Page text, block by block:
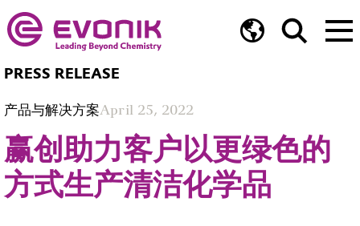
PRESS RELEASE
产品与解决方案April 25, 2022
赢创助力客户以更绿色的
方式生产清洁化学品